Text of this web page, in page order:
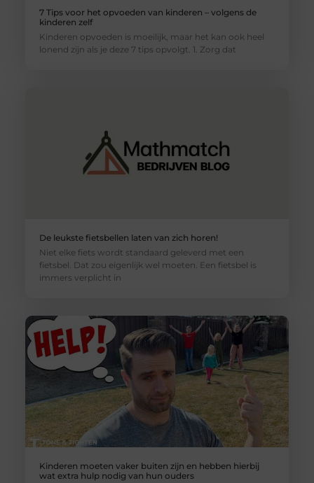
7 Tips voor het opvoeden van kinderen – volgens de
kinderen zelf
Kinderen opvoeden is moeilijk, maar het kan ook heel
lonend zijn als je deze 7 tips opvolgt. 1. Zorg dat
De leukste fietsbellen laten van zich horen!
Niet elke fiets wordt standaard geleverd met een
fietsbel. Dat zou eigenlijk wel moeten. Een fietsbel is
immers verplicht in
Kinderen moeten vaker buiten zijn en hebben hierbij
wat extra hulp nodig van hun ouders